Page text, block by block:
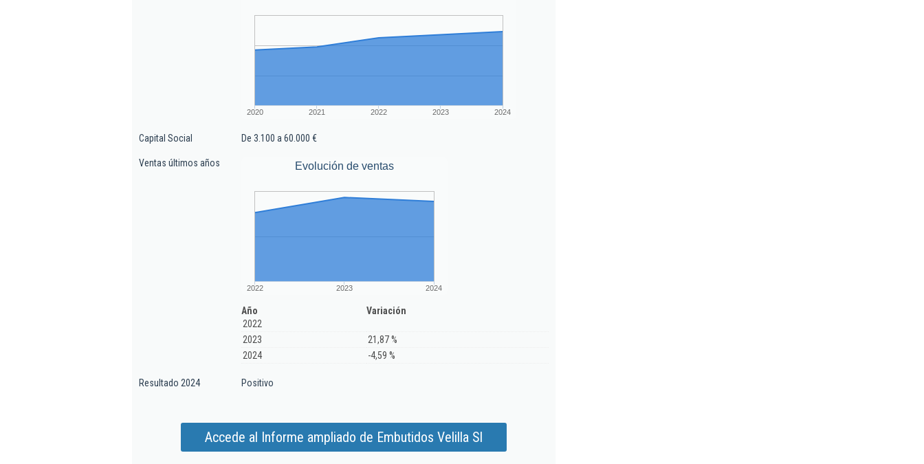
2020 2021 2022 2023 2024
Capital Social De 3.100 a 60.000 €
Ventas últimos años Evolución de ventas
2022 2023 2024
Año
Variación
2022
2023
21,87 %
2024
-4,59 %
Resultado 2024 Positivo
Accede al Informe ampliado de Embutidos Velilla Sl